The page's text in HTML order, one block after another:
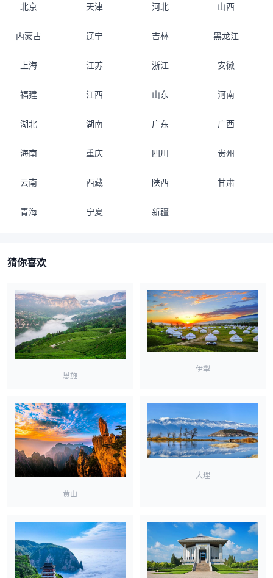
北京 天津 河北 山西
内蒙古 辽宁 吉林 黑龙江
上海 江苏 浙江 安徽
福建 江西 山东 河南
湖北 湖南 广东 广西
海南 重庆 四川 贵州
云南 西藏 陕西 甘肃
青海 宁夏 新疆
猜你喜欢
恩施
伊犁
黄山
大理